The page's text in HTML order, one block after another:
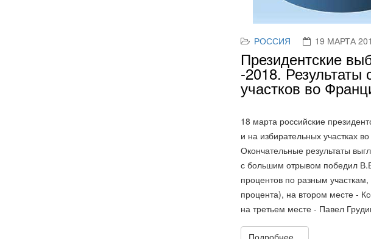
РОССИЯ 19 МАРТА
Президентские
-2018. Результаты
участков во
18 марта российские
и на избирательных участках
Окончательные результаты
с большим отрывом победил
процентов по разным
процента), на втором месте -
на третьем месте - Павел
Подробнее...